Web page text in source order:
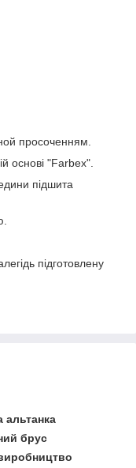
просоченням.
основі "Farbex".
підшита
підготовлену
альтанка
брус